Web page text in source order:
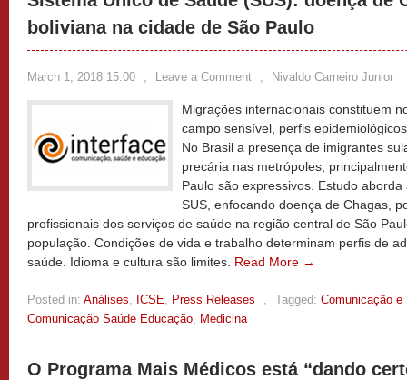
boliviana na cidade de São Paulo
March 1, 2018 15:00 , Leave a Comment , Nivaldo Carneiro Junior
Migrações internacionais constituem
campo sensível, perfis
No Brasil a presença de imigrantes
precária nas metrópoles,
Paulo são expressivos. Estudo
SUS, enfocando doença de Chagas,
profissionais dos serviços de saúde na região central de São
população. Condições de vida e trabalho determinam perfis de
saúde. Idioma e cultura são limites. Read More →
Posted in: Análises, ICSE, Press Releases , Tagged: Comunicação e
Comunicação Saúde Educação, Medicina
O Programa Mais Médicos está “dando